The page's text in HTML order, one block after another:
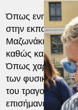
Όπως ενημέρωσε
στην εκπομπή
Μαζωνάκης
καθώς και μια
Όπως
των φυσικών και
του τραγουδιστή
επισήμανε ότι θα